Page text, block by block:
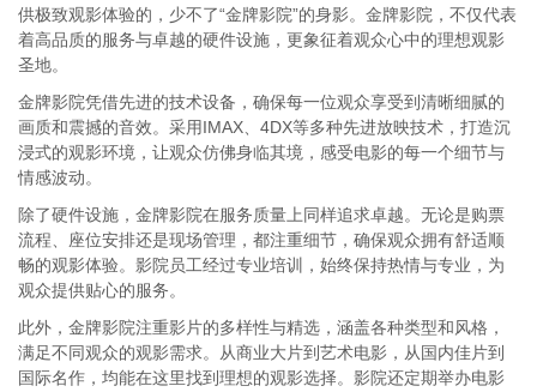
供极致观影体验的，少不了“金牌影院”的身影。金牌影院，不仅代表
着高品质的服务与卓越的硬件设施，更象征着观众心中的理想观影
圣地。
金牌影院凭借先进的技术设备，确保每一位观众享受到清晰细腻的
画质和震撼的音效。采用IMAX、4DX等多种先进放映技术，打造沉
浸式的观影环境，让观众仿佛身临其境，感受电影的每一个细节与
情感波动。
除了硬件设施，金牌影院在服务质量上同样追求卓越。无论是购票
流程、座位安排还是现场管理，都注重细节，确保观众拥有舒适顺
畅的观影体验。影院员工经过专业培训，始终保持热情与专业，为
观众提供贴心的服务。
此外，金牌影院注重影片的多样性与精选，涵盖各种类型和风格，
满足不同观众的观影需求。从商业大片到艺术电影，从国内佳片到
国际名作，均能在这里找到理想的观影选择。影院还定期举办电影